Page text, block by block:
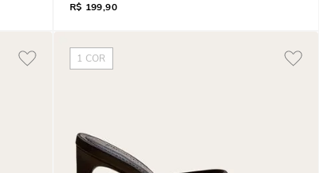
R$ 199,90
1 COR